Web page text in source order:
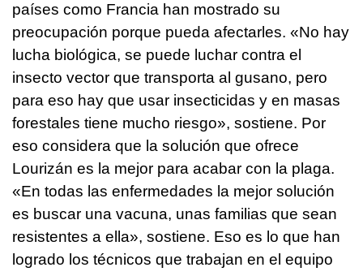
países como Francia han mostrado su
preocupación porque pueda afectarles. «No hay
lucha biológica, se puede luchar contra el
insecto vector que transporta al gusano, pero
para eso hay que usar insecticidas y en masas
forestales tiene mucho riesgo», sostiene. Por
eso considera que la solución que ofrece
Lourizán es la mejor para acabar con la plaga.
«En todas las enfermedades la mejor solución
es buscar una vacuna, unas familias que sean
resistentes a ella», sostiene. Eso es lo que han
logrado los técnicos que trabajan en el equipo